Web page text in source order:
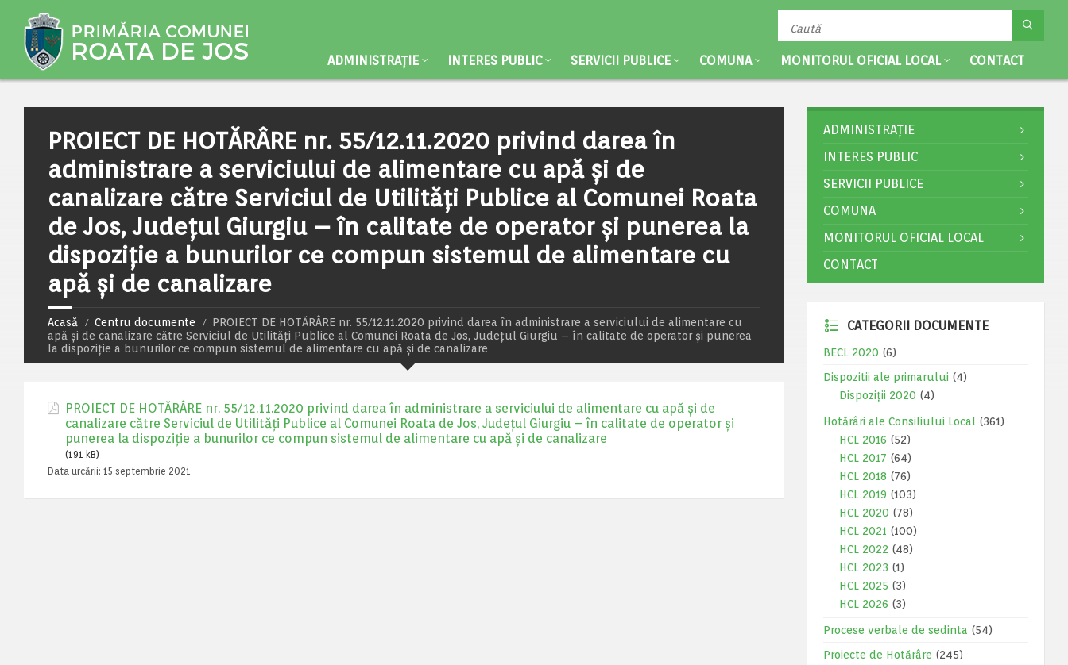
ADMINISTRAȚIE INTERES PUBLIC SERVICII PUBLICE COMUNA MONITORUL OFICIAL LOCAL CONTACT
PROIECT DE HOTĂRÂRE nr. 55/12.11.2020 privind darea în
administrare a serviciului de alimentare cu apă și de
canalizare către Serviciul de Utilități Publice al Comunei Roata
de Jos, Județul Giurgiu – în calitate de operator și punerea la
dispoziție a bunurilor ce compun sistemul de alimentare cu
apă și de canalizare
Acasă Centru documente
PROIECT DE HOTĂRÂRE nr. 55/12.11.2020 privind darea în administrare a serviciului de alimentare cu
apă și de canalizare către Serviciul de Utilități Publice al Comunei Roata de Jos, Județul Giurgiu – în calitate de operator și punerea
la dispoziție a bunurilor ce compun sistemul de alimentare cu apă și de canalizare
PROIECT DE HOTĂRÂRE nr. 55/12.11.2020 privind darea în administrare a serviciului de alimentare cu apă și de
canalizare către Serviciul de Utilități Publice al Comunei Roata de Jos, Județul Giurgiu – în calitate de operator și
punerea la dispoziție a bunurilor ce compun sistemul de alimentare cu apă și de canalizare
(191 kB)
Data urcării: 15 septembrie 2021
ADMINISTRAȚIE
INTERES PUBLIC
SERVICII PUBLICE
COMUNA
MONITORUL OFICIAL LOCAL
CONTACT
CATEGORII DOCUMENTE
BECL 2020 (6)
Dispozitii ale primarului (4)
Dispoziții 2020 (4)
Hotărâri ale Consiliului Local
(361)
HCL 2016 (52)
HCL 2017 (64)
HCL 2018 (76)
HCL 2019 (103)
HCL 2020 (78)
HCL 2021 (100)
HCL 2022 (48)
HCL 2023 (1)
HCL 2025 (3)
HCL 2026 (3)
Procese verbale de sedinta (54)
Proiecte de Hotărâre (245)